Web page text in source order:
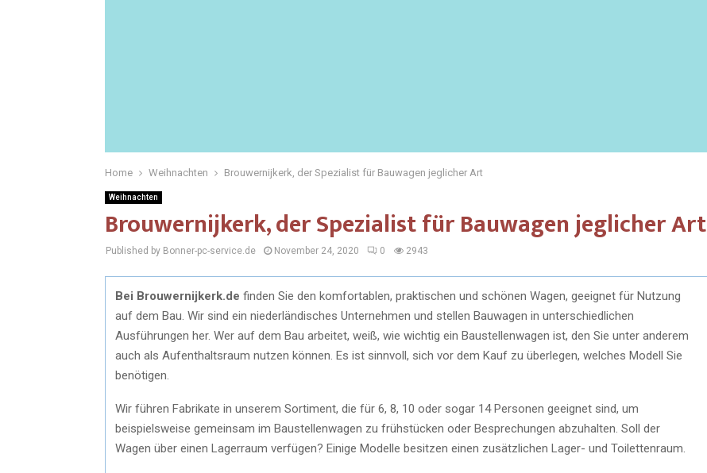
Home Weihnachten Brouwernijkerk, der Spezialist für Bauwagen jeglicher Art
Weihnachten
Brouwernijkerk, der Spezialist für Bauwagen jeglicher Art
Published by Bonner-pc-service.de November 24, 2020 0 2943
Bei Brouwernijkerk.de finden Sie den komfortablen, praktischen und schönen Wagen, geeignet für Nutzung
auf dem Bau. Wir sind ein niederländisches Unternehmen und stellen Bauwagen in unterschiedlichen
Ausführungen her. Wer auf dem Bau arbeitet, weiß, wie wichtig ein Baustellenwagen ist, den Sie unter anderem
auch als Aufenthaltsraum nutzen können. Es ist sinnvoll, sich vor dem Kauf zu überlegen, welches Modell Sie
benötigen.
Wir führen Fabrikate in unserem Sortiment, die für 6, 8, 10 oder sogar 14 Personen geeignet sind, um
beispielsweise gemeinsam im Baustellenwagen zu frühstücken oder Besprechungen abzuhalten. Soll der
Wagen über einen Lagerraum verfügen? Einige Modelle besitzen einen zusätzlichen Lager- und Toilettenraum.